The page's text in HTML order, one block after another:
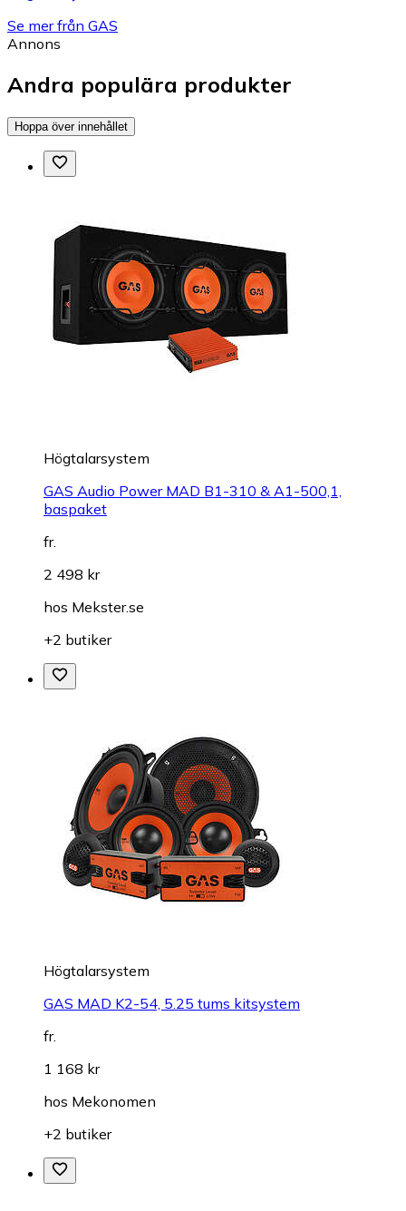
Se mer från GAS
Annons
Andra populära produkter
Hoppa över innehållet
Högtalarsystem
GAS Audio Power MAD B1-310 & A1-500,1,
baspaket
fr.
2 498 kr
hos Mekster.se
+2 butiker
Högtalarsystem
GAS MAD K2-54, 5.25 tums kitsystem
fr.
1 168 kr
hos Mekonomen
+2 butiker